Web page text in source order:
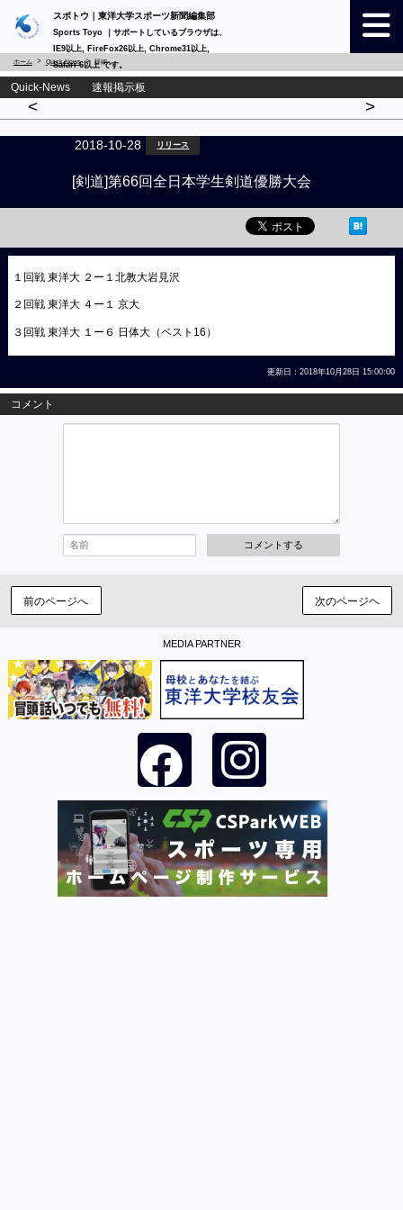
スポトウ｜東洋大学スポーツ新聞編集部
Sports Toyo ｜サポートしているブラウザは、
IE9以上, FireFox26以上, Chrome31以上,
Safari 6以上 です。
ホーム Quick-News 詳細
Quick-News 速報掲示板
< >
2018-10-28 リリース
[剣道]第66回全日本学生剣道優勝大会
１回戦 東洋大 ２ー１北教大岩見沢
２回戦 東洋大 ４ー１ 京大
３回戦 東洋大 １ー６ 日体大（ベスト16）
更新日：2018年10月28日 15:00:00
コメント
コメントする
前のページへ 次のページヘ
MEDIA PARTNER